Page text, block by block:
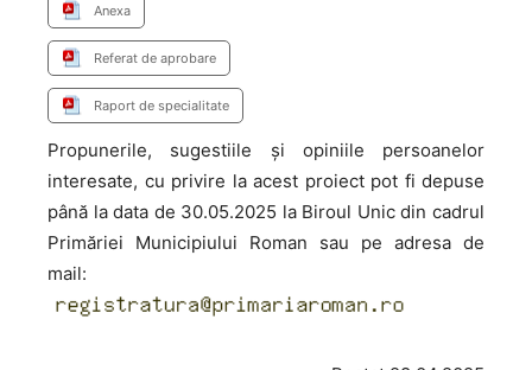
Anexa
Referat de aprobare
Raport de specialitate
Propunerile, sugestiile și opiniile persoanelor
interesate, cu privire la acest proiect pot fi depuse
până la data de 30.05.2025 la Biroul Unic din cadrul
Primăriei Municipiului Roman sau pe adresa de
mail: